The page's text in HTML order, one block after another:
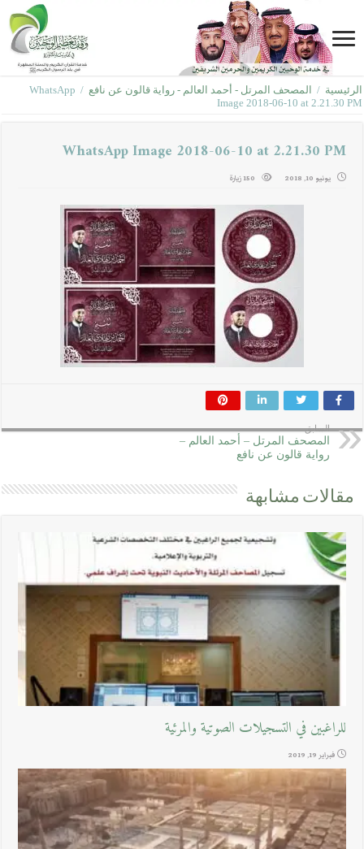
الرئيسية / المصحف المرتل - أحمد العالم - رواية قالون عن نافع /
WhatsApp
Image 2018-06-10 at 2.21.30 PM
WhatsApp Image 2018-06-10 at 2.21.30 PM
يونيو 10, 2018 150 زيارة
السابق
المصحف المرتل – أحمد العالم –
رواية قالون عن نافع
مقالات مشابهة
للراغبين في التسجيلات الصوتية والمرئية
فبراير 19, 2019